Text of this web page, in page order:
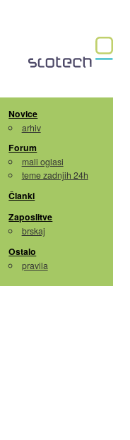
Novice
arhiv
Forum
mali oglasi
teme zadnjih 24h
Članki
Zaposlitve
brskaj
Ostalo
pravila